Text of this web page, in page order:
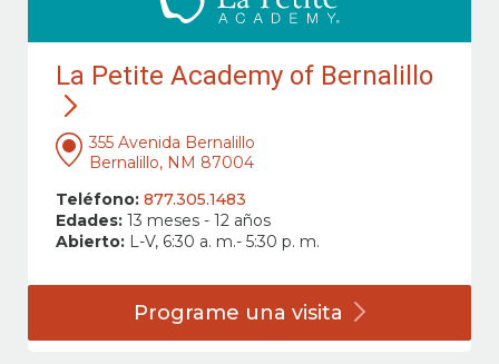
La Petite Academy of Bernalillo
355 Avenida Bernalillo
Bernalillo, NM 87004
Teléfono: 877.305.1483
Edades: 13 meses - 12 años
Abierto: L-V, 6:30 a. m.- 5:30 p. m.
Programe una visita